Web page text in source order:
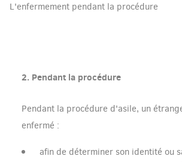
L'enfermement pendant la procédure
2. Pendant la procédure
Pendant la procédure d'asile, un
enfermé :
afin de déterminer son identité ou